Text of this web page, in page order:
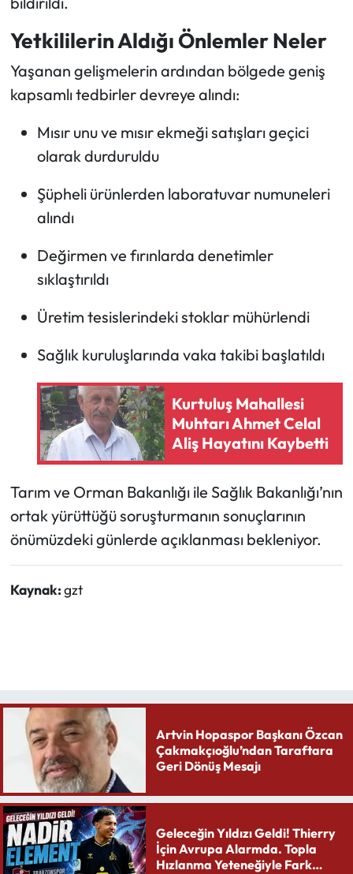
Yetkililerin Aldığı Önlemler Neler
Yaşanan gelişmelerin ardından bölgede geniş
kapsamlı tedbirler devreye alındı:
Mısır unu ve mısır ekmeği satışları geçici
olarak durduruldu
Şüpheli ürünlerden laboratuvar numuneleri
alındı
Değirmen ve fırınlarda denetimler
sıklaştırıldı
Üretim tesislerindeki stoklar mühürlendi
Sağlık kuruluşlarında vaka takibi başlatıldı
Kurtuluş Mahallesi
Muhtarı Ahmet Celal
Aliş Hayatını Kaybetti
Tarım ve Orman Bakanlığı ile Sağlık Bakanlığı’nın
ortak yürüttüğü soruşturmanın sonuçlarının
önümüzdeki günlerde açıklanması bekleniyor.
Kaynak:gzt
Artvin Hopaspor Başkanı Özcan
Çakmakçıoğlu’ndan Taraftara
Geri Dönüş Mesajı
Geleceğin Yıldızı Geldi! Thierry
İçin Avrupa Alarmda. Topla
Hızlanma Yeteneğiyle Fark